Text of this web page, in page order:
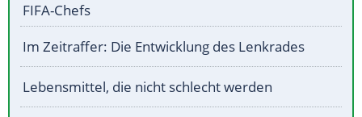
FIFA-Chefs
Im Zeitraffer: Die Entwicklung des Lenkrades
Lebensmittel, die nicht schlecht werden